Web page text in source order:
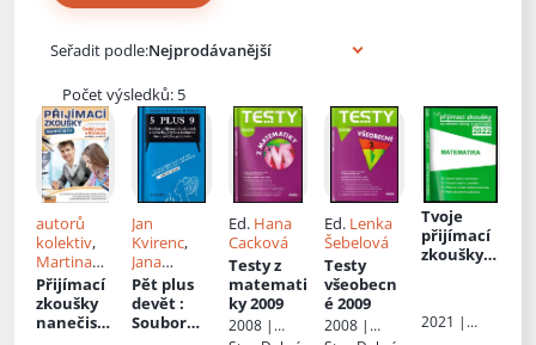
Seřadit podle:
Počet výsledků: 5
autorů
kolektiv,
Martina
Komsová
Přijímací
zkoušky
nanečisto
Jan
Kvirenc,
Jana
Vaculíková
Pět plus
devět:
Soubor
Ed. Hana
Cacková
Testy z
matemati
ky 2009
2008 |
Ed. Lenka
Šebelová
Testy
všeobecn
é 2009
2008 |
Tvoje
přijímací
zkoušky
školy a
gymnázia:
2021 |